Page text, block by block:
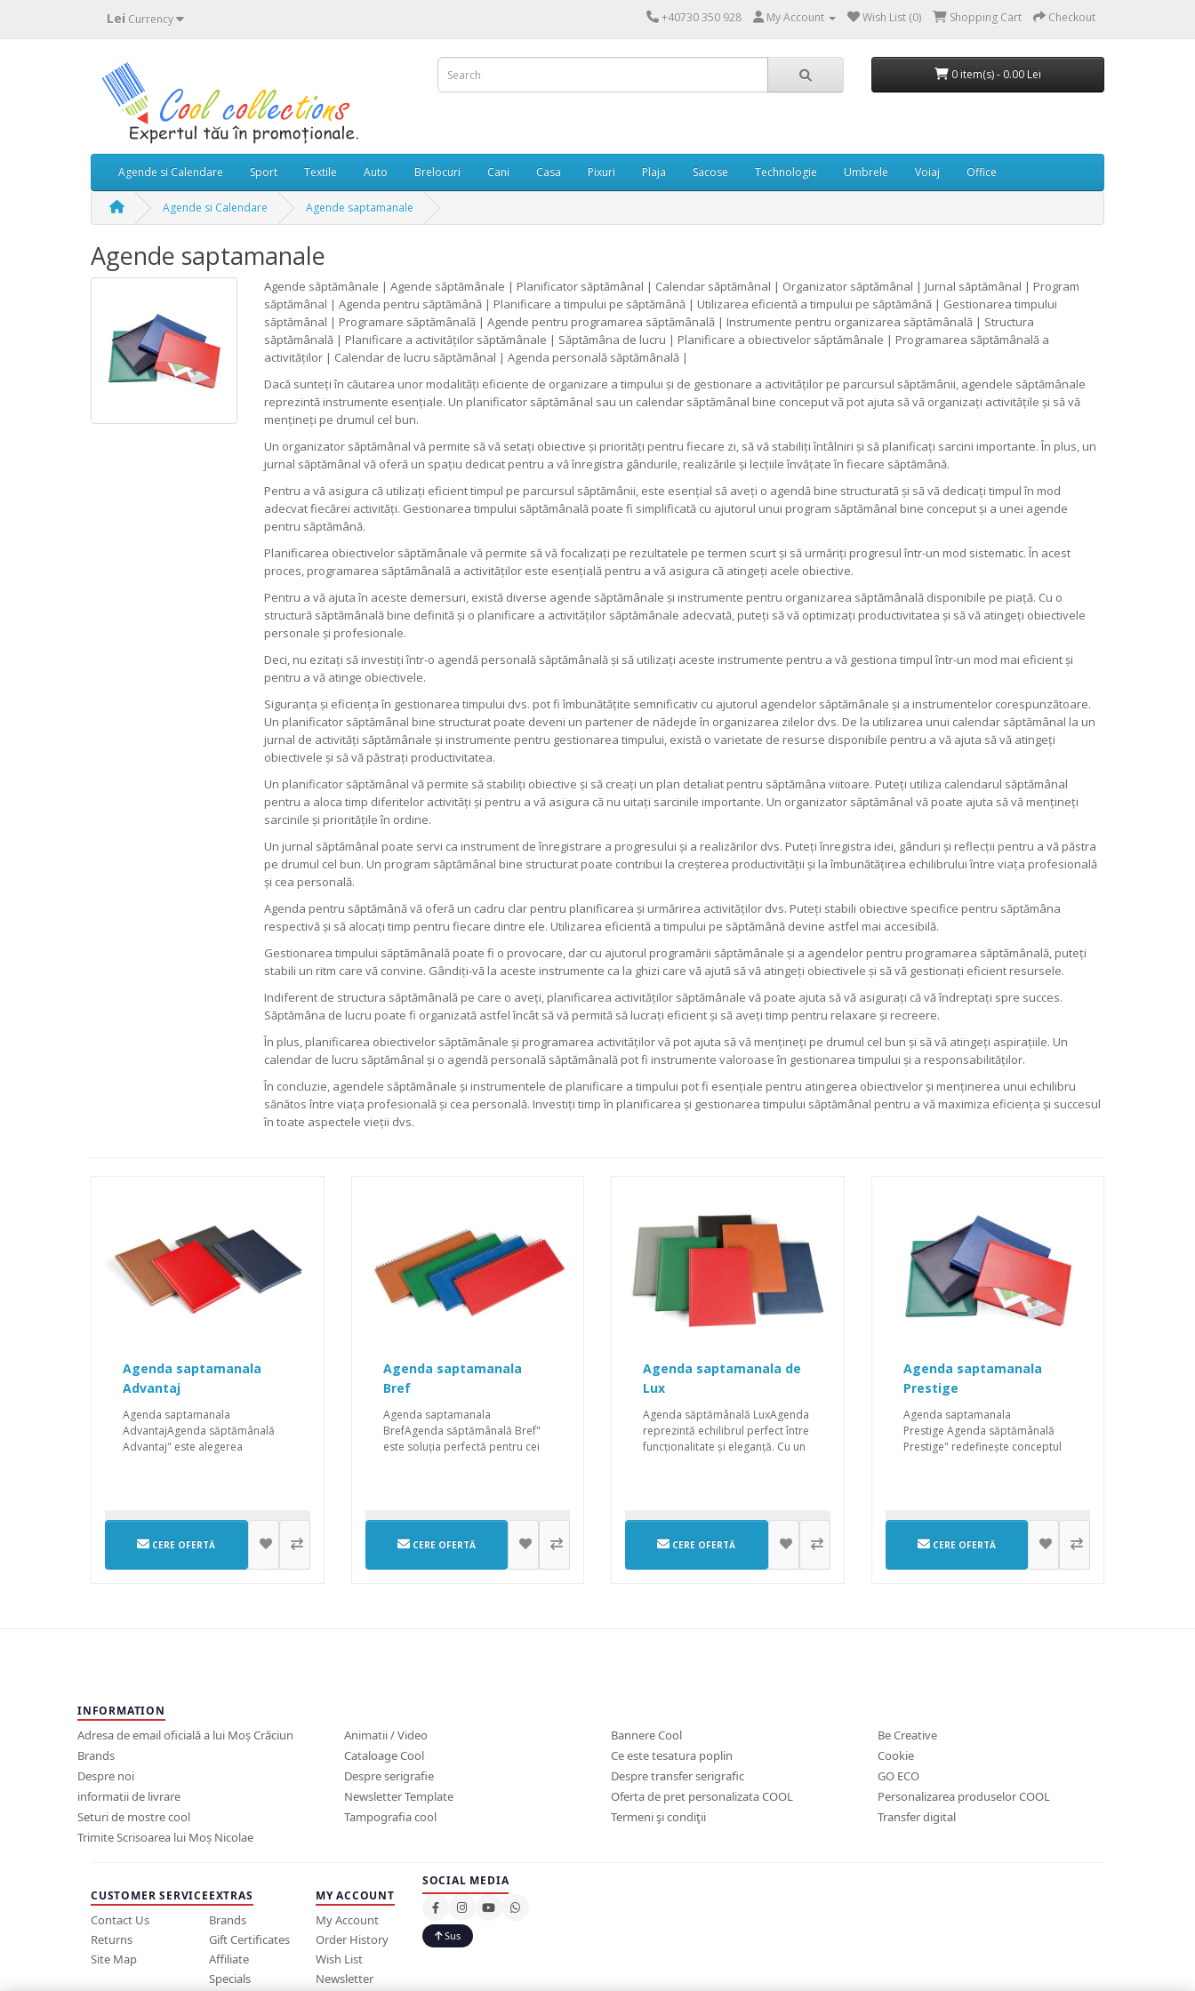
Lei Currency +40730 350 928 My Account Wish List (0) Shopping Cart Checkout
0 item(s) - 0.00 Lei
Agende si Calendare Sport Textile Auto Brelocuri Cani Casa Pixuri Plaja Sacose Technologie Umbrele Voiaj Office
Agende si Calendare Agende saptamanale
Agende saptamanale
Agende săptămânale | Agende săptămânale | Planificator săptămânal | Calendar săptămânal | Organizator săptămânal | Jurnal săptămânal | Program
săptămânal | Agenda pentru săptămână | Planificare a timpului pe săptămână | Utilizarea eficientă a timpului pe săptămână | Gestionarea timpului
săptămânal | Programare săptămânală | Agende pentru programarea săptămânală | Instrumente pentru organizarea săptămânală | Structura
săptămânală | Planificare a activităților săptămânale | Săptămâna de lucru | Planificare a obiectivelor săptămânale | Programarea săptămânală a
activităților | Calendar de lucru săptămânal | Agenda personală săptămânală |
Dacă sunteți în căutarea unor modalități eficiente de organizare a timpului și de gestionare a activităților pe parcursul săptămânii, agendele săptămânale
reprezintă instrumente esențiale. Un planificator săptămânal sau un calendar săptămânal bine conceput vă pot ajuta să vă organizați activitățile și să vă
mențineți pe drumul cel bun.
Un organizator săptămânal vă permite să vă setați obiective și priorități pentru fiecare zi, să vă stabiliți întâlniri și să planificați sarcini importante. În plus, un
jurnal săptămânal vă oferă un spațiu dedicat pentru a vă înregistra gândurile, realizările și lecțiile învățate în fiecare săptămână.
Pentru a vă asigura că utilizați eficient timpul pe parcursul săptămânii, este esențial să aveți o agendă bine structurată și să vă dedicați timpul în mod
adecvat fiecărei activități. Gestionarea timpului săptămânală poate fi simplificată cu ajutorul unui program săptămânal bine conceput și a unei agende
pentru săptămână.
Planificarea obiectivelor săptămânale vă permite să vă focalizați pe rezultatele pe termen scurt și să urmăriți progresul într-un mod sistematic. În acest
proces, programarea săptămânală a activităților este esențială pentru a vă asigura că atingeți acele obiective.
Pentru a vă ajuta în aceste demersuri, există diverse agende săptămânale și instrumente pentru organizarea săptămânală disponibile pe piață. Cu o
structură săptămânală bine definită și o planificare a activităților săptămânale adecvată, puteți să vă optimizați productivitatea și să vă atingeți obiectivele
personale și profesionale.
Deci, nu ezitați să investiți într-o agendă personală săptămânală și să utilizați aceste instrumente pentru a vă gestiona timpul într-un mod mai eficient și
pentru a vă atinge obiectivele.
Siguranța și eficiența în gestionarea timpului dvs. pot fi îmbunătățite semnificativ cu ajutorul agendelor săptămânale și a instrumentelor corespunzătoare.
Un planificator săptămânal bine structurat poate deveni un partener de nădejde în organizarea zilelor dvs. De la utilizarea unui calendar săptămânal la un
jurnal de activități săptămânale și instrumente pentru gestionarea timpului, există o varietate de resurse disponibile pentru a vă ajuta să vă atingeți
obiectivele și să vă păstrați productivitatea.
Un planificator săptămânal vă permite să stabiliți obiective și să creați un plan detaliat pentru săptămâna viitoare. Puteți utiliza calendarul săptămânal
pentru a aloca timp diferitelor activități și pentru a vă asigura că nu uitați sarcinile importante. Un organizator săptămânal vă poate ajuta să vă mențineți
sarcinile și prioritățile în ordine.
Un jurnal săptămânal poate servi ca instrument de înregistrare a progresului și a realizărilor dvs. Puteți înregistra idei, gânduri și reflecții pentru a vă păstra
pe drumul cel bun. Un program săptămânal bine structurat poate contribui la creșterea productivității și la îmbunătățirea echilibrului între viața profesională
și cea personală.
Agenda pentru săptămână vă oferă un cadru clar pentru planificarea și urmărirea activităților dvs. Puteți stabili obiective specifice pentru săptămâna
respectivă și să alocați timp pentru fiecare dintre ele. Utilizarea eficientă a timpului pe săptămână devine astfel mai accesibilă.
Gestionarea timpului săptămânală poate fi o provocare, dar cu ajutorul programării săptămânale și a agendelor pentru programarea săptămânală, puteți
stabili un ritm care vă convine. Gândiți-vă la aceste instrumente ca la ghizi care vă ajută să vă atingeți obiectivele și să vă gestionați eficient resursele.
Indiferent de structura săptămânală pe care o aveți, planificarea activităților săptămânale vă poate ajuta să vă asigurați că vă îndreptați spre succes.
Săptămâna de lucru poate fi organizată astfel încât să vă permită să lucrați eficient și să aveți timp pentru relaxare și recreere.
În plus, planificarea obiectivelor săptămânale și programarea activităților vă pot ajuta să vă mențineți pe drumul cel bun și să vă atingeți aspirațiile. Un
calendar de lucru săptămânal și o agendă personală săptămânală pot fi instrumente valoroase în gestionarea timpului și a responsabilităților.
În concluzie, agendele săptămânale și instrumentele de planificare a timpului pot fi esențiale pentru atingerea obiectivelor și menținerea unui echilibru
sănătos între viața profesională și cea personală. Investiți timp în planificarea și gestionarea timpului săptămânal pentru a vă maximiza eficiența și succesul
în toate aspectele vieții dvs.
Agenda saptamanala
Advantaj
Agenda saptamanala
AdvantajAgenda săptămânală
Advantaj" este alegerea
CERE OFERTĂ
Agenda saptamanala
Bref
Agenda saptamanala
BrefAgenda săptămânală Bref"
este soluția perfectă pentru cei
CERE OFERTĂ
Agenda saptamanala de
Lux
Agenda săptămânală LuxAgenda
reprezintă echilibrul perfect între
funcționalitate și eleganță. Cu un
CERE OFERTĂ
Agenda saptamanala
Prestige
Agenda saptamanala
Prestige Agenda săptămânală
Prestige" redefinește conceptul
CERE OFERTĂ
INFORMATION
Adresa de email oficială a lui Moș Crăciun Animatii / Video Bannere Cool
Be Creative
Brands
Cataloage Cool Ce este tesatura poplin
Cookie
Despre noi
Despre serigrafie Despre transfer serigrafic
GO ECO
informatii de livrare
Newsletter Template Oferta de pret personalizata COOL
Personalizarea produselor COOL
Seturi de mostre cool
Tampografia cool Termeni şi condiţii
Transfer digital
Trimite Scrisoarea lui Moș Nicolae
CUSTOMER SERVICE
Contact Us
Returns
Site Map
EXTRAS
Brands
Gift Certificates
Affiliate
Specials
MY ACCOUNT
My Account
Order History
Wish List
Newsletter
SOCIAL MEDIA
Sus